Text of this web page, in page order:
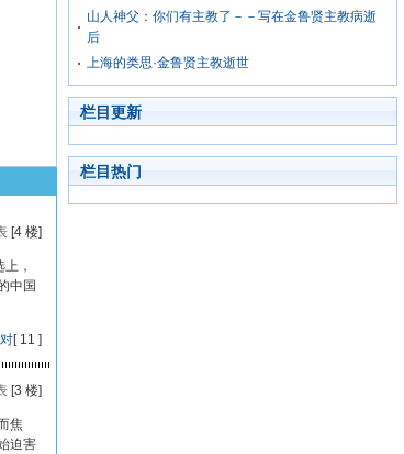
[4 楼]
，
中国
[11 ]
[3 楼]
焦
迫害
山人神父：你们有主教了－－写在金鲁贤主教病逝
后
上海的类思·金鲁贤主教逝世
栏目更新
栏目热门